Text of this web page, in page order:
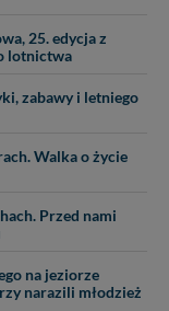
25. edycja z
lotnictwa
zabawy i letniego
Walka o życie
Przed nami
na jeziorze
narazili młodzież